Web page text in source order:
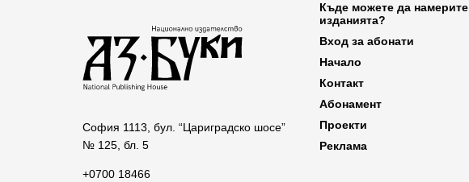
София 1113, бул. “Цариградско шосе”
№ 125, бл. 5
+0700 18466
Къде можете да намерите
изданията?
Вход за абонати
Начало
Контакт
Абонамент
Проекти
Реклама